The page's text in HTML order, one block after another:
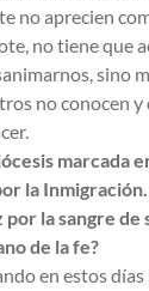
no aprecien
no tiene que
sino
no conocen y
marcada
la
por la sangre de
de la fe?
en estos días